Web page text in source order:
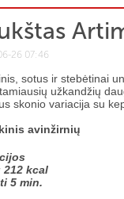
26 07:46
sotus ir stebėtinai
užkandžių
skonio variacija su
avinžirnių
212 kcal
5 min.